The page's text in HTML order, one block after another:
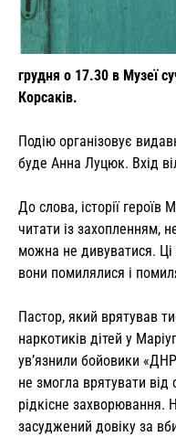
грудня о 17.30 в Музеї
Корсаків.
Подію організовує
буде Анна Луцюк. Вхід
До слова, історії
читати із захопленням,
можна не дивуватися.
вони помилялися і
Пастор, який врятував
наркотиків дітей у
ув’язнили бойовики
не змогла врятувати
рідкісне захворювання.
засуджений довіку за